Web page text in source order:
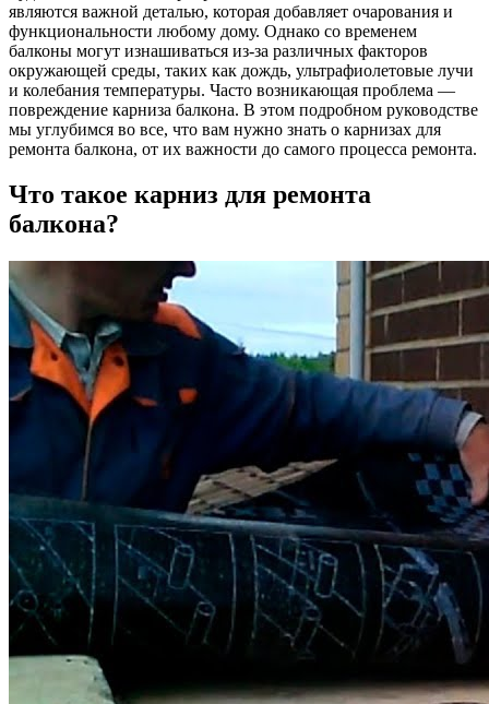
являются важной деталью, которая добавляет очарования и
функциональности любому дому. Однако со временем
балконы могут изнашиваться из-за различных факторов
окружающей среды, таких как дождь, ультрафиолетовые лучи
и колебания температуры. Часто возникающая проблема —
повреждение карниза балкона. В этом подробном руководстве
мы углубимся во все, что вам нужно знать о карнизах для
ремонта балкона, от их важности до самого процесса ремонта.
Что такое карниз для ремонта
балкона?